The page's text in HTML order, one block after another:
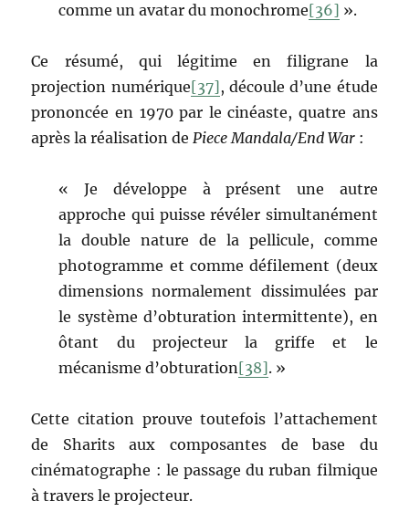
comme un avatar du monochrome[36] ».
Ce résumé, qui légitime en filigrane la
projection numérique[37], découle d’une étude
prononcée en 1970 par le cinéaste, quatre ans
après la réalisation dePiece Mandala/End War :
« Je développe à présent une autre
approche qui puisse révéler simultanément
la double nature de la pellicule, comme
photogramme et comme défilement (deux
dimensions normalement dissimulées par
le système d’obturation intermittente), en
ôtant du projecteur la griffe et le
mécanisme d’obturation[38]. »
Cette citation prouve toutefois l’attachement
de Sharits aux composantes de base du
cinématographe : le passage du ruban filmique
à travers le projecteur.